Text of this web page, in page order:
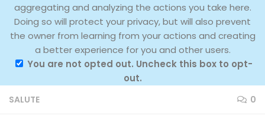
aggregating and analyzing the actions you take here.
Doing so will protect your privacy, but will also prevent
the owner from learning from your actions and creating
a better experience for you and other users.
You are not opted out. Uncheck this box to opt-
out.
SALUTE 0